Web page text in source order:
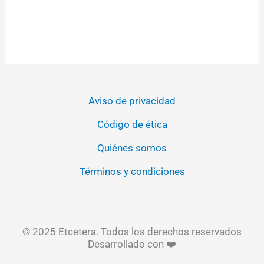
Aviso de privacidad
Código de ética
Quiénes somos
Términos y condiciones
© 2025 Etcetera. Todos los derechos reservados
Desarrollado con ❤️